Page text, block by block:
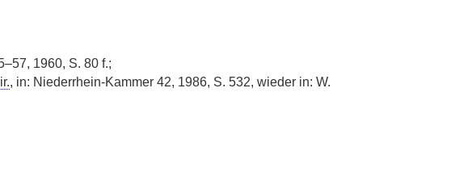
1960, S. 80 f.;
, in: Niederrhein-Kammer 42, 1986, S. 532, wieder in: W.